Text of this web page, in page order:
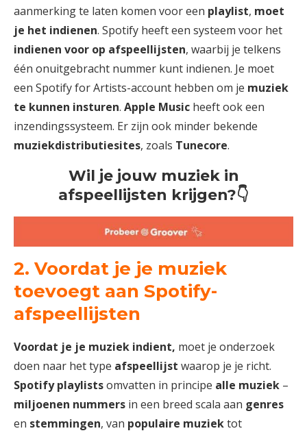
aanmerking te laten komen voor een playlist, moet
je het indienen. Spotify heeft een systeem voor het
indienen voor op afspeellijsten, waarbij je telkens
één onuitgebracht nummer kunt indienen. Je moet
een Spotify for Artists-account hebben om je muziek
te kunnen insturen. Apple Music heeft ook een
inzendingssysteem. Er zijn ook minder bekende
muziekdistributiesites, zoals Tunecore.
Wil je jouw muziek in
afspeellijsten krijgen?👇
2. Voordat je je muziek
toevoegt aan Spotify-
afspeellijsten
Voordat je je muziek indient, moet je onderzoek
doen naar het type afspeellijst waarop je je richt.
Spotify playlistsomvatten in principe alle muziek –
miljoenen nummers in een breed scala aan genres
en stemmingen, van populaire muziektot